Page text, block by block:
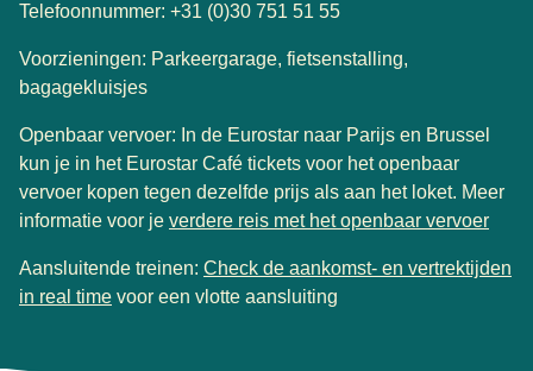
Telefoonnummer: +31 (0)30 751 51 55
Voorzieningen: Parkeergarage, fietsenstalling,
bagagekluisjes
Openbaar vervoer: In de Eurostar naar Parijs en Brussel
kun je in het Eurostar Café tickets voor het openbaar
vervoer kopen tegen dezelfde prijs als aan het loket. Meer
informatie voor je verdere reis met het openbaar vervoer(
Aansluitende treinen: Check de aankomst- en vertrektijden
in real time( opent in een nieuwe tab)
voor een vlotte aansluiting